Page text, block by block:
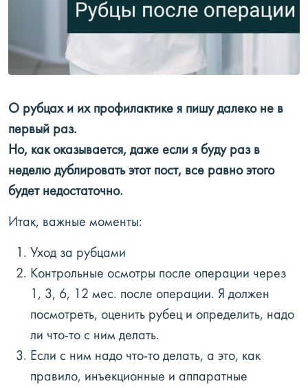
О рубцах и их профилактике я пишу далеко не в
первый раз.
Но, как оказывается, даже если я буду раз в
неделю дублировать этот пост, все равно этого
будет недостаточно.
Итак, важные моменты:
Уход за рубцами
Контрольные осмотры после операции через
1, 3, 6, 12 мес. после операции. Я должен
посмотреть, оценить рубец и определить, надо
ли что-то с ним делать.
Если с ним надо что-то делать, а это, как
правило, инъекционные и аппаратные